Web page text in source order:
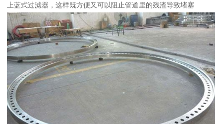
上蓝式过滤器，这样既方便又可以阻止管道里的残渣导致堵塞